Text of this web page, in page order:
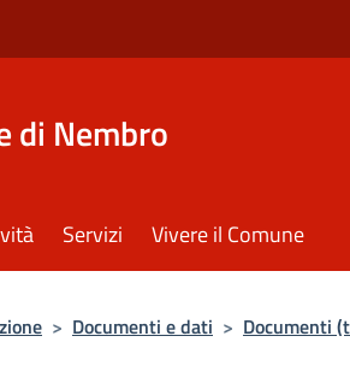
di Nembro
Servizi Vivere il Comune
> Documenti e dati > Documenti